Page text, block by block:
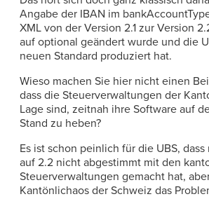
Angabe der IBAN im
XML von der Version 2.1 zur Version
auf optional geändert wurde und die
neuen Standard produziert hat.
Wieso machen Sie hier nicht einen
dass die Steuerverwaltungen der
Lage sind, zeitnah ihre Software auf
Stand zu heben?
Es ist schon peinlich für die UBS,
auf 2.2 nicht abgestimmt mit den
Steuerverwaltungen gemacht hat,
Kantönlichaos der Schweiz das